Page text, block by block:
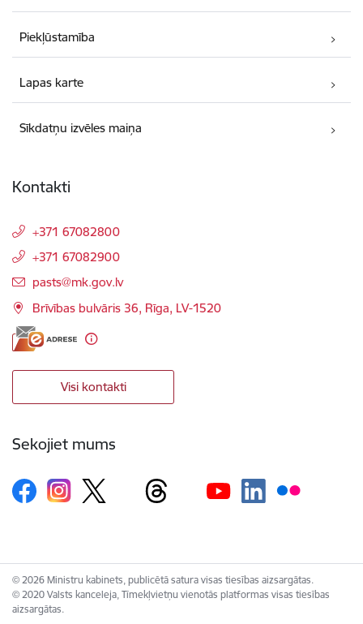
Piekļūstamība
Lapas karte
Sīkdatņu izvēles maiņa
Kontakti
+371 67082800
+371 67082900
E-pasts:
pasts@mk.gov.lv
Brīvības bulvāris 36, Rīga, LV-1520
Visi kontakti
Sekojiet mums
© 2026 Ministru kabinets, publicētā satura visas tiesības aizsargātas.
© 2020 Valsts kanceleja, Tīmekļvietņu vienotās platformas visas tiesības
aizsargātas.